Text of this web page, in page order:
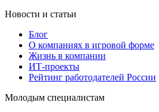
Новости и статьи
Блог
О компаниях в игровой форме
Жизнь в компании
ИТ-проекты
Рейтинг работодателей России
Молодым специалистам